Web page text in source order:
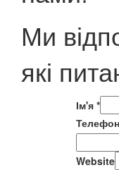
Ми
які
Ім'я *
Телефон
Website